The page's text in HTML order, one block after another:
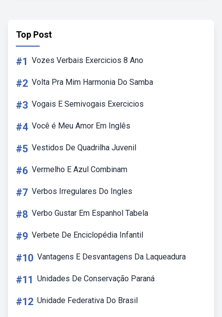
Top Post
#1 Vozes Verbais Exercicios 8 Ano
#2 Volta Pra Mim Harmonia Do Samba
#3 Vogais E Semivogais Exercicios
#4 Você é Meu Amor Em Inglês
#5 Vestidos De Quadrilha Juvenil
#6 Vermelho E Azul Combinam
#7 Verbos Irregulares Do Ingles
#8 Verbo Gustar Em Espanhol Tabela
#9 Verbete De Enciclopédia Infantil
#10 Vantagens E Desvantagens Da Laqueadura
#11 Unidades De Conservação Paraná
#12 Unidade Federativa Do Brasil